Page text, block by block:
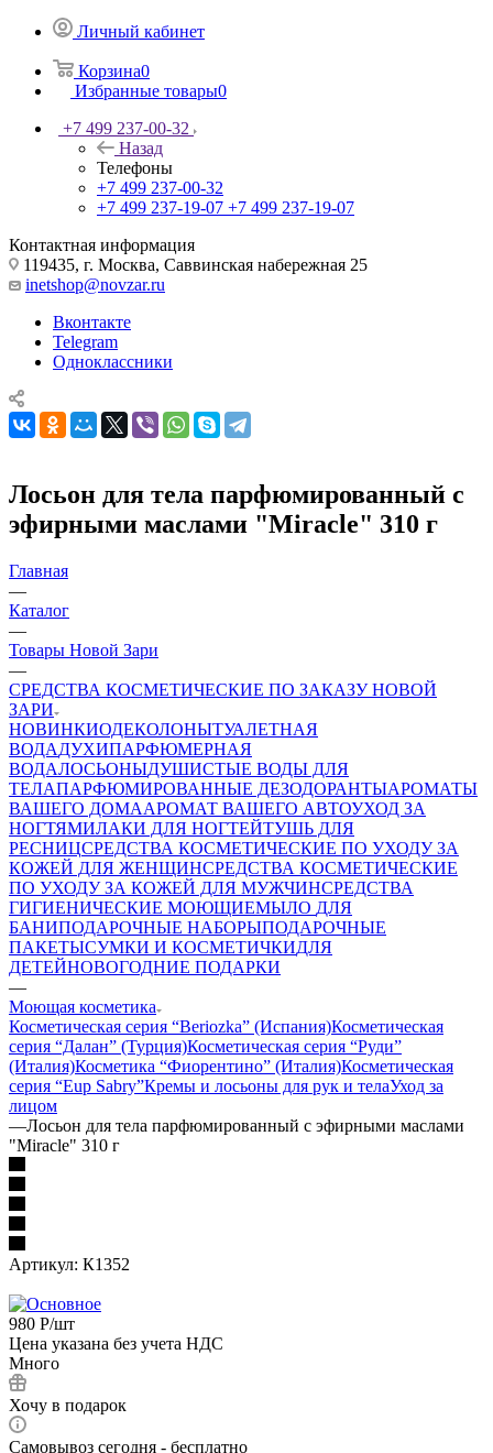
Личный кабинет
Корзина0
Избранные товары0
+7 499 237-00-32
Назад
Телефоны
+7 499 237-00-32
+7 499 237-19-07 +7 499 237-19-07
Контактная информация
119435, г. Москва, Саввинская набережная 25
inetshop@novzar.ru
Вконтакте
Telegram
Одноклассники
Лосьон для тела парфюмированный с
эфирными маслами "Miracle" 310 г
Главная
—
Каталог
—
Товары Новой Зари
—
СРЕДСТВА КОСМЕТИЧЕСКИЕ ПО ЗАКАЗУ НОВОЙ
ЗАРИ
НОВИНКИОДЕКОЛОНЫТУАЛЕТНАЯ
ВОДАДУХИПАРФЮМЕРНАЯ
ВОДАЛОСЬОНЫДУШИСТЫЕ ВОДЫ ДЛЯ
ТЕЛАПАРФЮМИРОВАННЫЕ ДЕЗОДОРАНТЫАРОМАТЫ
ВАШЕГО ДОМААРОМАТ ВАШЕГО АВТОУХОД ЗА
НОГТЯМИЛАКИ ДЛЯ НОГТЕЙТУШЬ ДЛЯ
РЕСНИЦСРЕДСТВА КОСМЕТИЧЕСКИЕ ПО УХОДУ ЗА
КОЖЕЙ ДЛЯ ЖЕНЩИНСРЕДСТВА КОСМЕТИЧЕСКИЕ
ПО УХОДУ ЗА КОЖЕЙ ДЛЯ МУЖЧИНСРЕДСТВА
ГИГИЕНИЧЕСКИЕ МОЮЩИЕМЫЛО ДЛЯ
БАНИПОДАРОЧНЫЕ НАБОРЫПОДАРОЧНЫЕ
ПАКЕТЫСУМКИ И КОСМЕТИЧКИДЛЯ
ДЕТЕЙНОВОГОДНИЕ ПОДАРКИ
—
Моющая косметика
Косметическая серия “Beriozka” (Испания)Косметическая
серия “Далан” (Турция)Косметическая серия “Руди”
(Италия)Косметика “Фиорентино” (Италия)Косметическая
серия “Eup Sabry”Кремы и лосьоны для рук и телаУход за
лицом
—Лосьон для тела парфюмированный с эфирными маслами
"Miracle" 310 г
Артикул: К1352
980 Р/шт
Цена указана без учета НДС
Много
Хочу в подарок
Самовывоз сегодня - бесплатно